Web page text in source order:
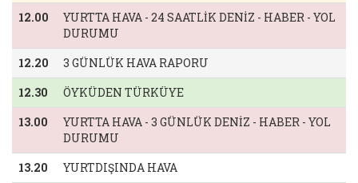
12.00
YURTTA HAVA - 24 SAATLİK DENİZ - HABER - YOL
DURUMU
12.20
3 GÜNLÜK HAVA RAPORU
12.30
ÖYKÜDEN TÜRKÜYE
13.00
YURTTA HAVA - 3 GÜNLÜK DENİZ - HABER - YOL
DURUMU
13.20
YURTDIŞINDA HAVA